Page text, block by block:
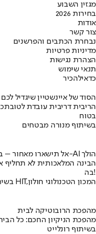
מגזין השבוע
בחירות 2026
אודות
צור קשר
נבחרת הכתבים והפרשנים
מדיניות פרטיות
הצהרת נגישות
תנאי שימוש
כדאילהכיר
הסוד של איינשטיין שיגדיל
הריבית דריבית עובדת
בטוח
בשיתוף מנורה מבטחים
אל תישארו מאחור – בואו לגלות לאן ה-AI הולך
הבינה המלאכותית לא
בה!
בשיתוף HIT,המכון הטכנולוגי חולון
מהפכת הרובוטיקה לבית
מהפכת הניקיון החכם: כל
בשיתוף רונלייט